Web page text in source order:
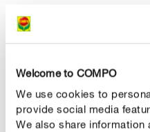
Welcome to COMPO
We use cookies to
provide social media
We also share